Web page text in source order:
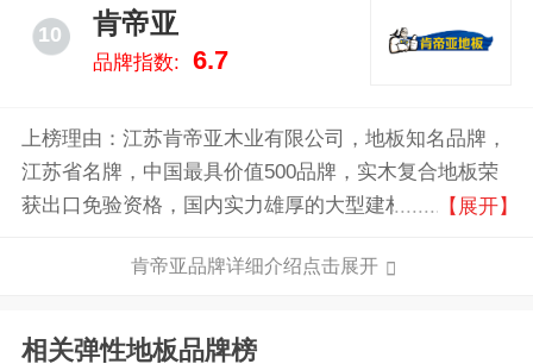
10 肯帝亚
品牌指数: 6.7
上榜理由：江苏肯帝亚木业有限公司，地板知名品牌，
江苏省名牌，中国最具价值500品牌，实木复合地板荣
获出口免验资格，国内实力雄厚的大型建材企业，以质
【展开】
肯帝亚品牌详细介绍点击展开
相关弹性地板品牌榜